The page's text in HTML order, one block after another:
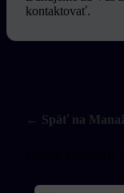
kontaktovať.
← Späť na